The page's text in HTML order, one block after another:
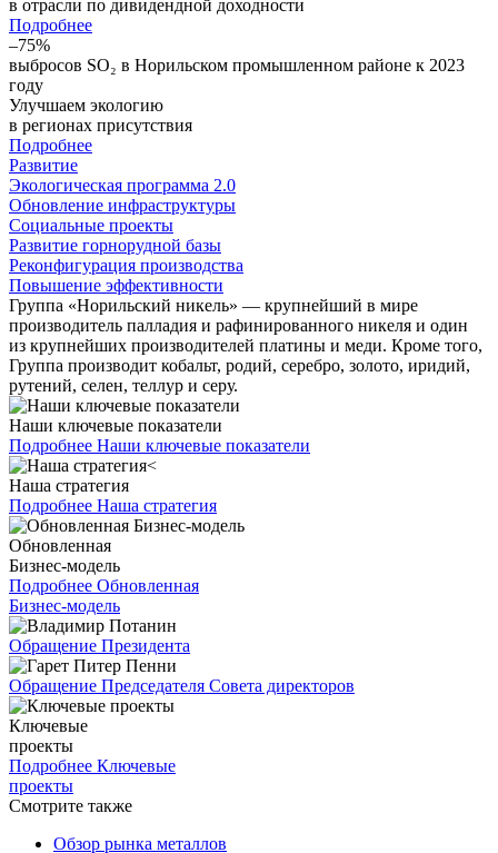
в отрасли по дивидендной доходности
Подробнее
–75%
выбросов SO₂ в Норильском промышленном районе к 2023
году
Улучшаем экологию
в регионах присутствия
Подробнее
Развитие
Экологическая программа 2.0
Обновление инфраструктуры
Социальные проекты
Развитие горнорудной базы
Реконфигурация производства
Повышение эффективности
Группа «Норильский никель» — крупнейший в мире
производитель палладия и рафинированного никеля и один
из крупнейших производителей платины и меди. Кроме того,
Группа производит кобальт, родий, серебро, золото, иридий,
рутений, селен, теллур и серу.
Наши ключевые показатели
Подробнее Наши ключевые показатели
Наша стратегия
Подробнее Наша стратегия
Обновленная
Бизнес-модель
Подробнее Обновленная
Бизнес-модель
Обращение Президента
Обращение Председателя Совета директоров
Ключевые
проекты
Подробнее Ключевые
проекты
Смотрите также
Обзор рынка металлов